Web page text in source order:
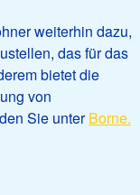
weiterhin dazu,
das für das
bietet die
von
Sie unterBorne.